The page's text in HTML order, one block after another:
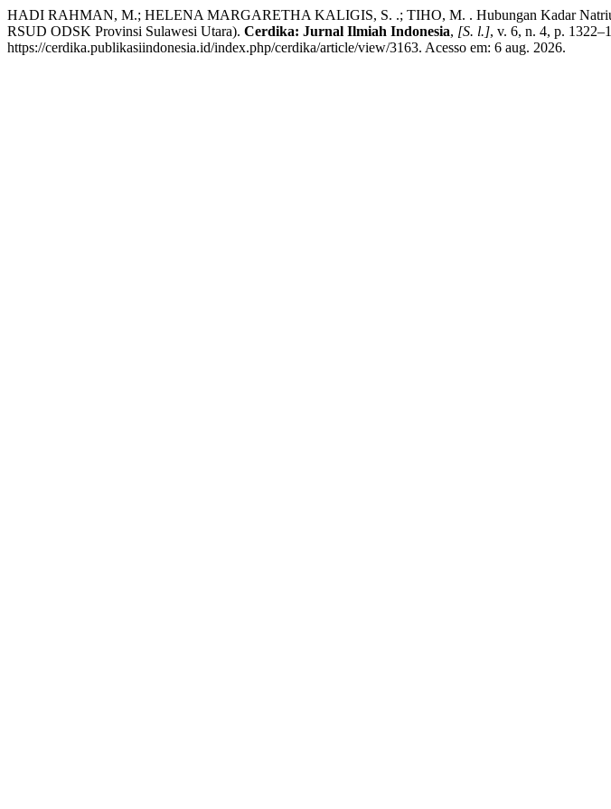
HADI RAHMAN, M.; HELENA MARGARETHA KALIGIS, S. .; TIHO, M. . Hubungan Kadar
RSUD ODSK Provinsi Sulawesi Utara). Cerdika: Jurnal Ilmiah Indonesia, [S. l.], v. 6, n. 4, p.
https://cerdika.publikasiindonesia.id/index.php/cerdika/article/view/3163. Acesso em: 6 aug. 2026.